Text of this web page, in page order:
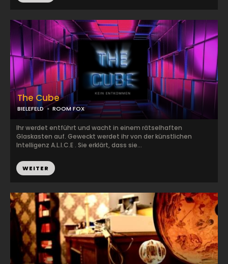
The Cube
BIELEFELD ROOM FOX
Ihr werdet entführt und wacht in einem rätselhaften
Glaskasten auf. Geweckt werdet ihr von der künstlichen
Intelligenz A.L.I.C.E . Sie erklärt, dass sie...
WEITER